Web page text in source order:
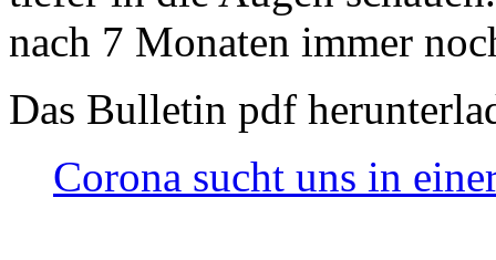
nach 7 Monaten immer
Das Bulletin pdf
Corona sucht uns in